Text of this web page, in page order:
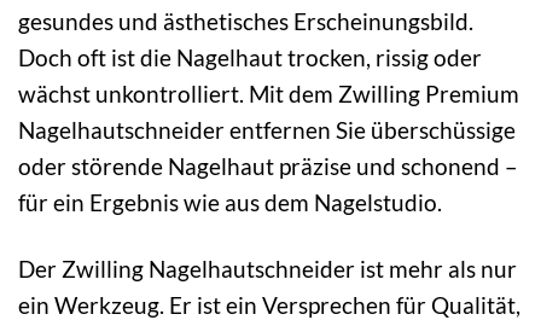
gesundes und ästhetisches Erscheinungsbild.
Doch oft ist die Nagelhaut trocken, rissig oder
wächst unkontrolliert. Mit dem Zwilling Premium
Nagelhautschneider entfernen Sie überschüssige
oder störende Nagelhaut präzise und schonend –
für ein Ergebnis wie aus dem Nagelstudio.
Der Zwilling Nagelhautschneider ist mehr als nur
ein Werkzeug. Er ist ein Versprechen für Qualität,